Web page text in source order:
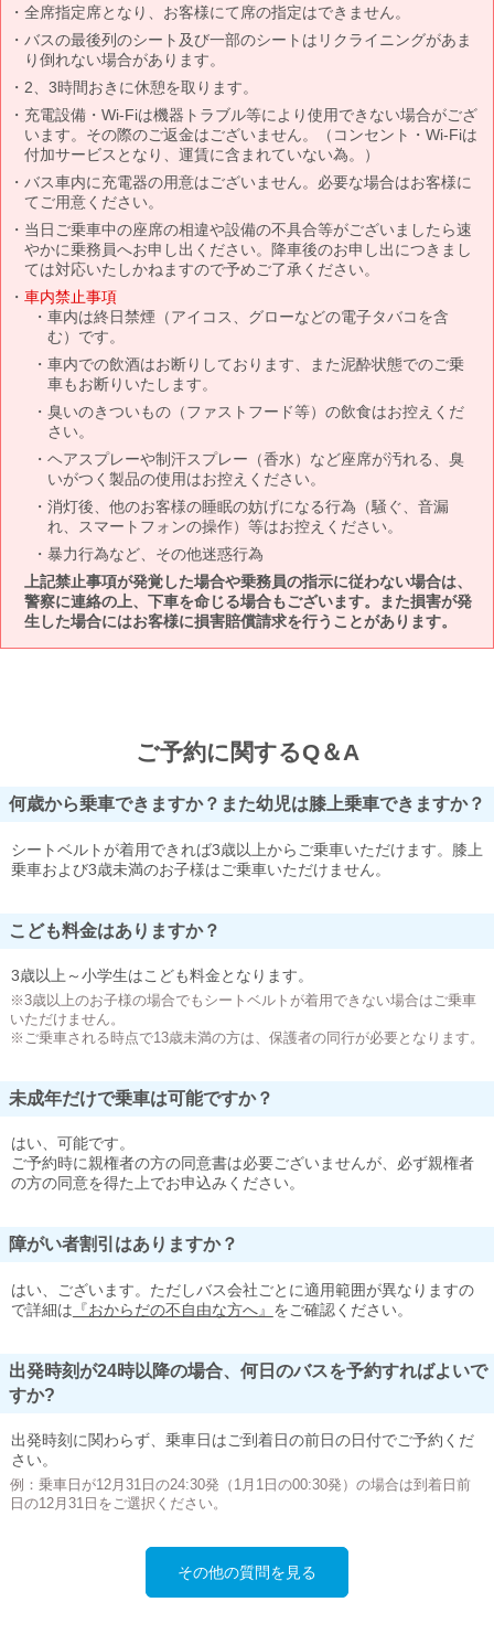
全席指定席となり、お客様にて席の指定はできません。
バスの最後列のシート及び一部のシートはリクライニングがあま
り倒れない場合があります。
2、3時間おきに休憩を取ります。
充電設備・Wi-Fiは機器トラブル等により使用できない場合がござ
います。その際のご返金はございません。（コンセント・Wi-Fiは
付加サービスとなり、運賃に含まれていない為。）
バス車内に充電器の用意はございません。必要な場合はお客様に
てご用意ください。
当日ご乗車中の座席の相違や設備の不具合等がございましたら速
やかに乗務員へお申し出ください。降車後のお申し出につきまし
ては対応いたしかねますので予めご了承ください。
車内禁止事項
車内は終日禁煙（アイコス、グローなどの電子タバコを含
む）です。
車内での飲酒はお断りしております、また泥酔状態でのご乗
車もお断りいたします。
臭いのきついもの（ファストフード等）の飲食はお控えくだ
さい。
ヘアスプレーや制汗スプレー（香水）など座席が汚れる、臭
いがつく製品の使用はお控えください。
消灯後、他のお客様の睡眠の妨げになる行為（騒ぐ、音漏
れ、スマートフォンの操作）等はお控えください。
暴力行為など、その他迷惑行為
上記禁止事項が発覚した場合や乗務員の指示に従わない場合は、
警察に連絡の上、下車を命じる場合もございます。また損害が発
生した場合にはお客様に損害賠償請求を行うことがあります。
ご予約に関するQ＆A
何歳から乗車できますか？また幼児は膝上乗車できますか？
シートベルトが着用できれば3歳以上からご乗車いただけます。膝上
乗車および3歳未満のお子様はご乗車いただけません。
こども料金はありますか？
3歳以上～小学生はこども料金となります。
※3歳以上のお子様の場合でもシートベルトが着用できない場合はご乗車
いただけません。
※ご乗車される時点で13歳未満の方は、保護者の同行が必要となります。
未成年だけで乗車は可能ですか？
はい、可能です。
ご予約時に親権者の方の同意書は必要ございませんが、必ず親権者
の方の同意を得た上でお申込みください。
障がい者割引はありますか？
はい、ございます。ただしバス会社ごとに適用範囲が異なりますの
で詳細は 『おからだの不自由な方へ』 をご確認ください。
出発時刻が24時以降の場合、何日のバスを予約すればよいで
すか?
出発時刻に関わらず、乗車日はご到着日の前日の日付でご予約くだ
さい。
例：乗車日が12月31日の24:30発（1月1日の00:30発）の場合は到着日前
日の12月31日をご選択ください。
その他の質問を見る